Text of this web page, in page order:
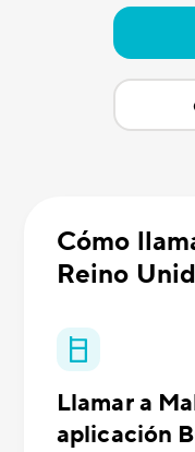
Cómo
Reino
Llamar a
aplicación